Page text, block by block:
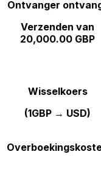
Ontvanger
Verzenden van
20,000.00 GBP
Wisselkoers
(1GBP → USD)